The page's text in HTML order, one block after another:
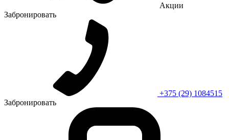
Акции
Забронировать
+375 (29) 1084515
Забронировать